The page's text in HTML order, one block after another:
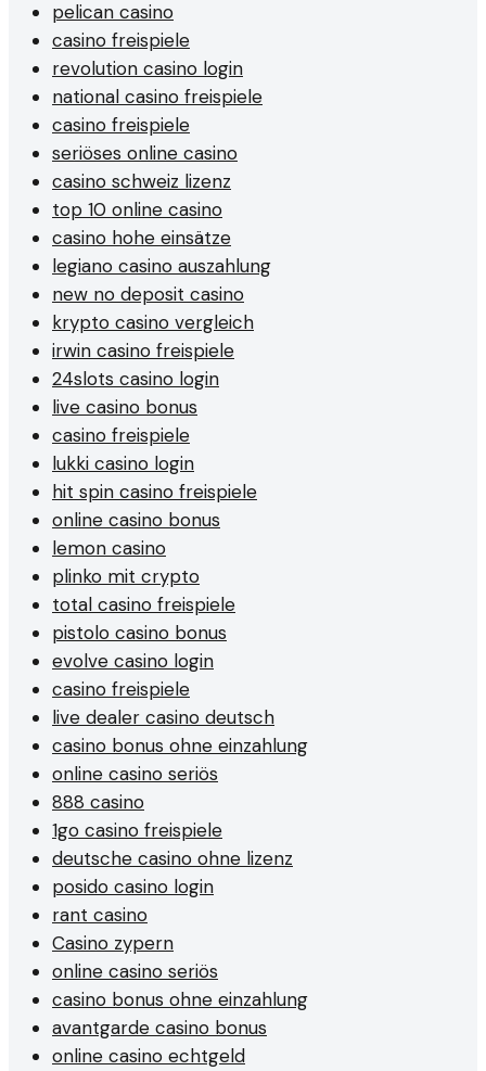
pelican casino
casino freispiele
revolution casino login
national casino freispiele
casino freispiele
seriöses online casino
casino schweiz lizenz
top 10 online casino
casino hohe einsätze
legiano casino auszahlung
new no deposit casino
krypto casino vergleich
irwin casino freispiele
24slots casino login
live casino bonus
casino freispiele
lukki casino login
hit spin casino freispiele
online casino bonus
lemon casino
plinko mit crypto
total casino freispiele
pistolo casino bonus
evolve casino login
casino freispiele
live dealer casino deutsch
casino bonus ohne einzahlung
online casino seriös
888 casino
1go casino freispiele
deutsche casino ohne lizenz
posido casino login
rant casino
Casino zypern
online casino seriös
casino bonus ohne einzahlung
avantgarde casino bonus
online casino echtgeld